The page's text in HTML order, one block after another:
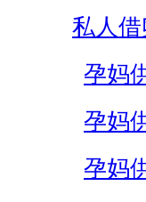
私人
孕妈
孕妈
孕妈